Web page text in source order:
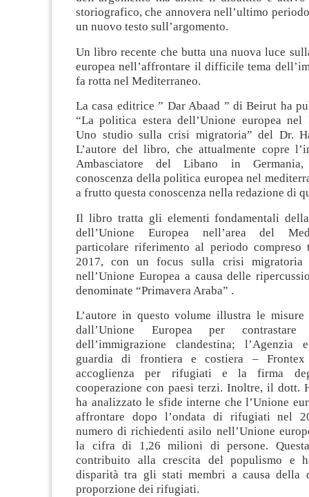
storiografico, che annovera nell’ultimo
un nuovo testo sull’argomento.
Un libro recente che butta una nuova luce
europea nell’affrontare il difficile tema
fa rotta nel Mediterraneo.
La casa editrice ” Dar Abaad ” di Beirut ha
“La politica estera dell’Unione europea nel
Uno studio sulla crisi migratoria” del Dr.
L’autore del libro, che attualmente copre
Ambasciatore del Libano in Germania,
conoscenza della politica europea nel
a frutto questa conoscenza nella redazione di
Il libro tratta gli elementi fondamentali
dell’Unione Europea nell’area del
particolare riferimento al periodo
2017, con un focus sulla crisi
nell’Unione Europea a causa delle
denominate “Primavera Araba” .
L’autore in questo volume illustra le misure
dall’Unione Europea per
dell’immigrazione clandestina; l’Agenzia
guardia di frontiera e costiera –
accoglienza per rifugiati e la firma
cooperazione con paesi terzi. Inoltre, il dott.
ha analizzato le sfide interne che l’Unione
affrontare dopo l’ondata di rifugiati nel
numero di richiedenti asilo nell’Unione
la cifra di 1,26 milioni di persone.
contribuito alla crescita del populismo e
disparità tra gli stati membri a causa della
proporzione dei rifugiati.